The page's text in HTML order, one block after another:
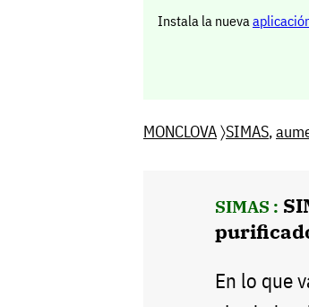
Instala la nueva
MONCLOVA〉SIMAS,
SIMAS :
En lo que